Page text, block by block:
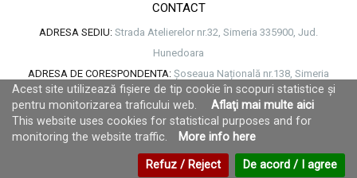
Acest site utilizează fișiere de tip cookie în scopuri statistice și
pentru monitorizarea traficului web.
Aflaţi mai multe aici
This website uses cookies for statistical purposes and for
monitoring the website traffic.
More info here
De acord / I agree
Refuz / Reject
CONTACT
ADRESA SEDIU: Strada Atelierelor nr.32, Simeria 335900, Jud.
Hunedoara
ADRESA DE CORESPONDENTA: Șoseaua Națională nr.138, Simeria
335900, jud. Hunedoara
TELEFON:
+40-254-262050
FAX:+40-254-262050
EMAIL:office@revasimeria.ro